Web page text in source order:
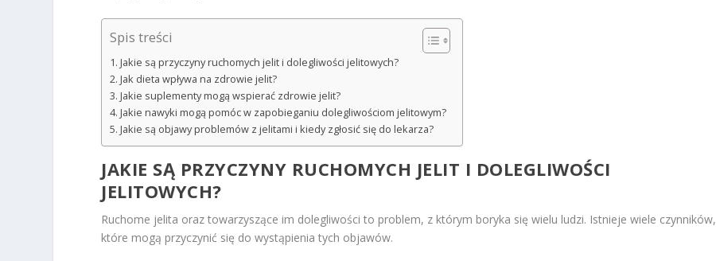
Spis treści
Jakie są przyczyny ruchomych jelit i dolegliwości jelitowych?
Jak dieta wpływa na zdrowie jelit?
Jakie suplementy mogą wspierać zdrowie jelit?
Jakie nawyki mogą pomóc w zapobieganiu dolegliwościom jelitowym?
Jakie są objawy problemów z jelitami i kiedy zgłosić się do lekarza?
JAKIE SĄ PRZYCZYNY RUCHOMYCH JELIT I DOLEGLIWOŚCI
JELITOWYCH?
Ruchome jelita oraz towarzyszące im dolegliwości to problem, z którym boryka się wielu ludzi. Istnieje wiele czynników,
które mogą przyczynić się do wystąpienia tych objawów.